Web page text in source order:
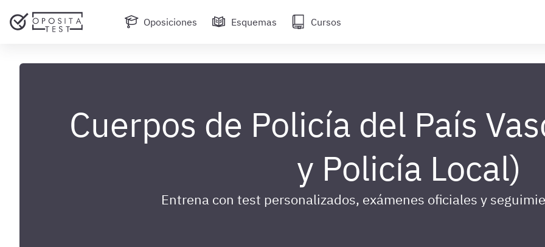
Oposiciones Esquemas Cursos
Cuerpos de Policía del País
y Policía Local)
Entrena con test personalizados, exámenes oficiales y